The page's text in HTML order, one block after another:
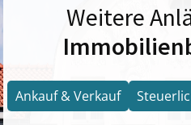
Weitere
Ankauf & Verkauf